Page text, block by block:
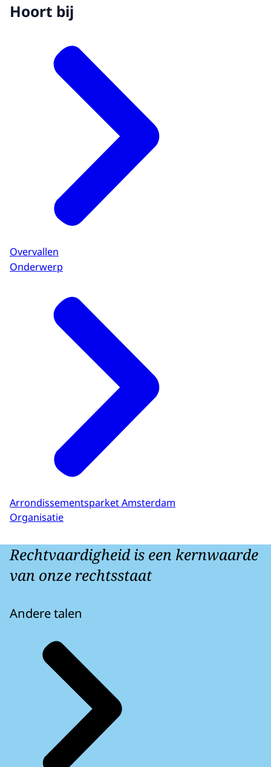
Hoort bij
Overvallen
Onderwerp
Arrondissementsparket Amsterdam
Organisatie
Rechtvaardigheid is een kernwaarde
van onze rechtsstaat
Andere talen